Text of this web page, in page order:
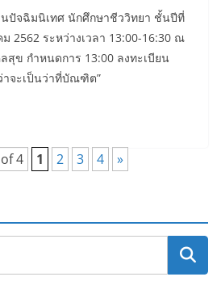
ปัจฉิมนิเทศ นักศึกษาชีววิทยา ชั้นปีที่
2562 ระหว่างเวลา 13:00-16:30 ณ
สุข กำหนดการ 13:00 ลงทะเบียน
าจะเป็นว่าที่บัณฑิต”
4 1 2 3 4 »